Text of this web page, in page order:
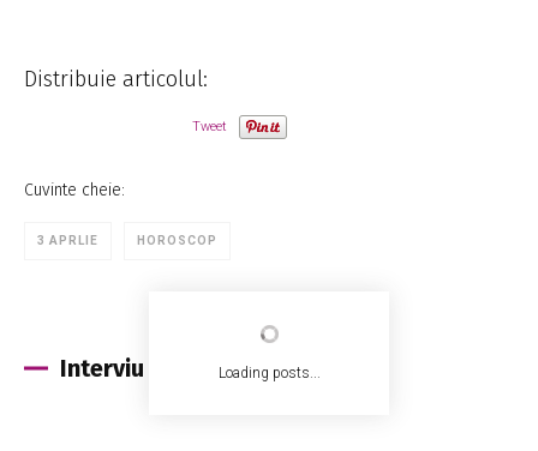
Loading posts...
Distribuie articolul:
Tweet
Cuvinte cheie:
3 APRLIE HOROSCOP
Interviu